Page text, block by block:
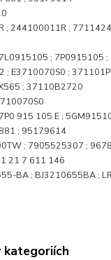
; 244100011R ;
; 7P0915105 ;
; E3710070S0 ;
; 37110B2720
915 105 E ;
; 95179614
; 7905525307 ;
21 7 611 146
BA ; BJ3210655BA ;
kategoriích